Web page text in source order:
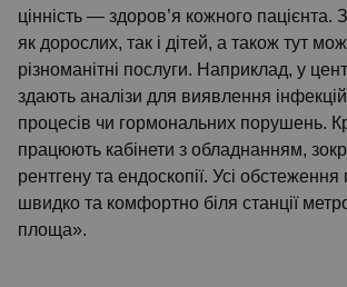
цінність — здоров’я кожного пацієнта.
як дорослих, так і дітей, а також тут
різноманітні послуги. Наприклад, у
здають аналізи для виявлення
процесів чи гормональних порушень.
працюють кабінети з обладнанням,
рентгену та ендоскопії. Усі
швидко та комфортно біля станції
площа».